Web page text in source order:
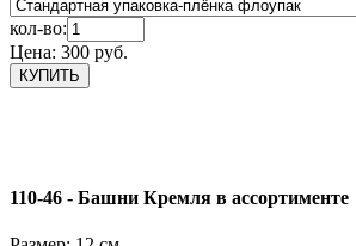
кол-во:
Цена: 300 руб.
110-46 - Башни Кремля в ассортименте